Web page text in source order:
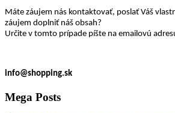
Máte záujem nás kontaktovať, poslať Váš
záujem doplniť náš obsah?
Určite v tomto prípade píšte na emailovú
info@shopping.sk
Mega Posts